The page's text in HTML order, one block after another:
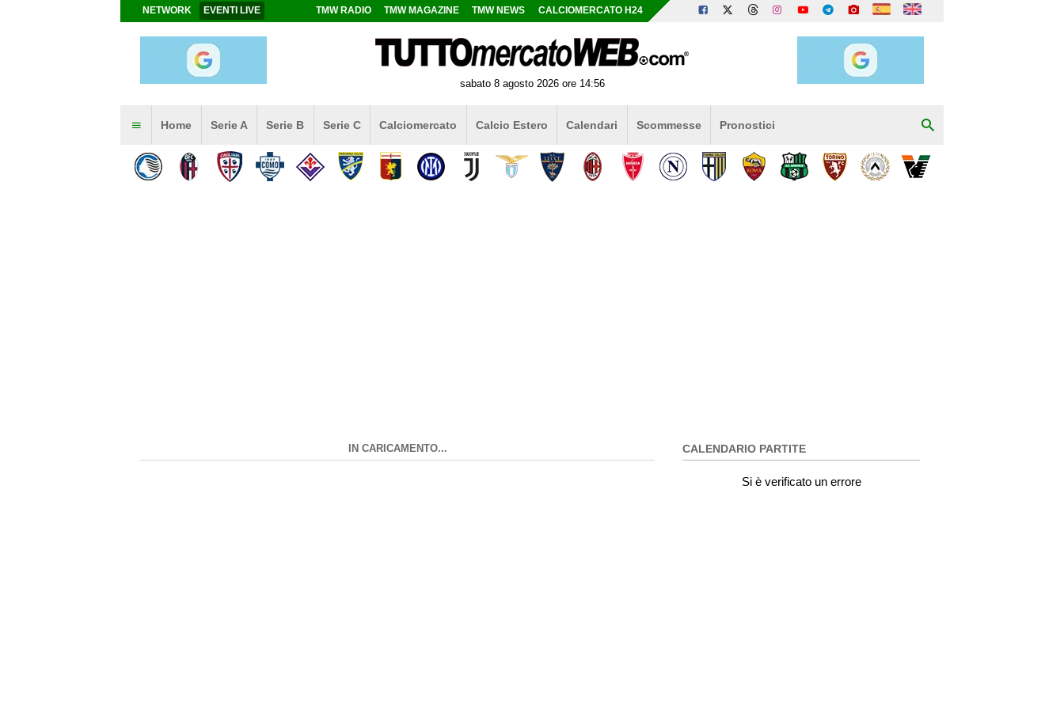
NETWORK EVENTI LIVE TMW RADIO TMW MAGAZINE TMW NEWS CALCIOMERCATO H24
sabato 8 agosto 2026 ore 14:56
Home Serie A Serie B Serie C Calciomercato Calcio Estero Calendari Scommesse Pronostici
IN CARICAMENTO... CALENDARIO PARTITE
Si è verificato un errore